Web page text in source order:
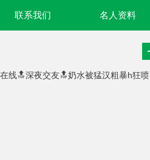
联系我们 名人资料
线🔝深夜交友🔝奶水被猛汉粗暴h狂喷